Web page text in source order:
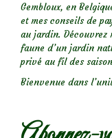
Gembloux, en
et mes conseils de
au jardin. Découvrez
faune d’un jardin
privé au fil des
Bienvenue dans